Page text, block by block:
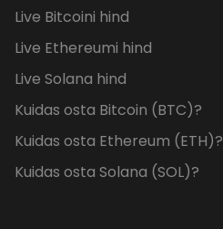
Live Bitcoini hind
Live Ethereumi hind
Live Solana hind
Kuidas osta Bitcoin (BTC)?
Kuidas osta Ethereum (ETH)?
Kuidas osta Solana (SOL)?